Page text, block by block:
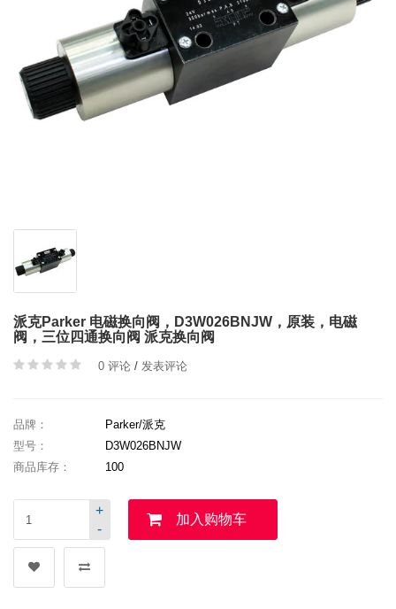
派克Parker 电磁换向阀，D3W026BNJW，原装，电磁
阀，三位四通换向阀 派克换向阀
0 评论 / 发表评论
品牌：
Parker/派克
型号：
D3W026BNJW
商品库存：
100
-
+
加入购物车